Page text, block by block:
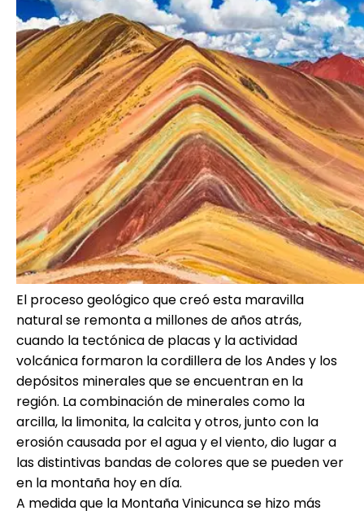
El proceso geológico que creó esta maravilla
natural se remonta a millones de años atrás,
cuando la tectónica de placas y la actividad
volcánica formaron la cordillera de los Andes y los
depósitos minerales que se encuentran en la
región. La combinación de minerales como la
arcilla, la limonita, la calcita y otros, junto con la
erosión causada por el agua y el viento, dio lugar a
las distintivas bandas de colores que se pueden ver
en la montaña hoy en día.
A medida que la Montaña Vinicunca se hizo más